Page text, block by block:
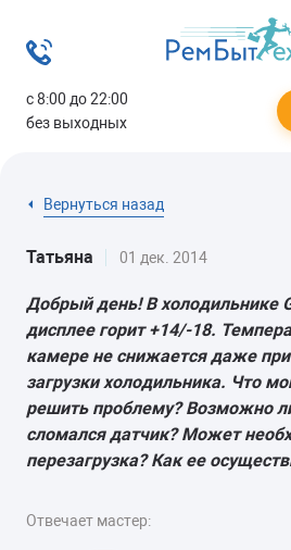
с 8:00 до 22:00
без выходных
Вернуться назад
Татьяна 01 дек. 2014
Добрый день! В холодильнике
дисплее горит +14/-18.
камере не снижается даже
загрузки холодильника. Что
решить проблему? Возможно
сломался датчик? Может
перезагрузка? Как ее
Отвечает мастер: